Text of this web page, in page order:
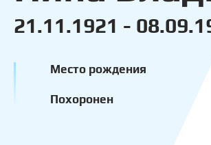
21.11.1921 -
Место рождения
Похоронен